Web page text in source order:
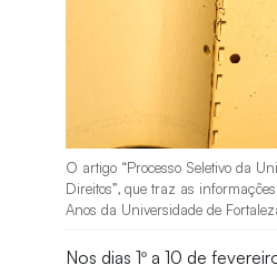
O artigo “Processo Seletivo da
Direitos”, que traz as
Anos da Universidade de
Nos dias 1º a 10 de